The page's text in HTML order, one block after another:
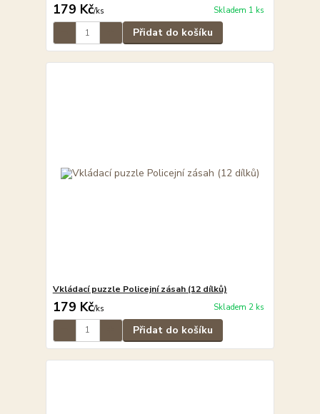
179 Kč/ks Skladem 1 ks
Přidat do košíku
Vkládací puzzle Policejní zásah (12 dílků)
179 Kč/ks Skladem 2 ks
Přidat do košíku